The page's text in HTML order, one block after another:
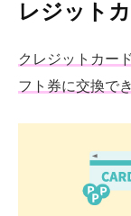
レジット
クレジットカー
フト券に交換で